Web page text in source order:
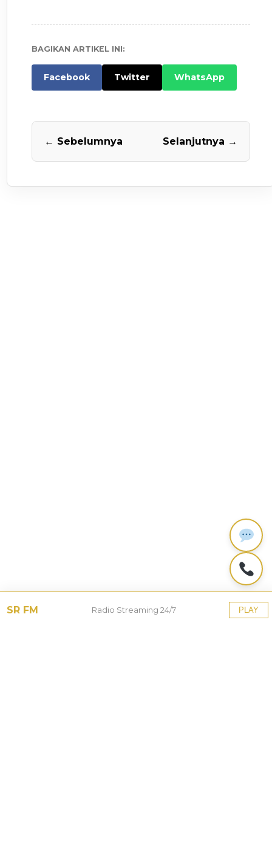
BAGIKAN ARTIKEL INI:
Facebook Twitter WhatsApp
← Sebelumnya Selanjutnya →
SR FM Radio Streaming 24/7 PLAY